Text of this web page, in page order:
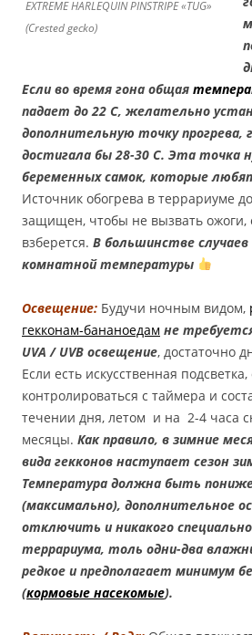
EXTREME HARLEQUIN PINSTRIPE «TUG»
(Crested gecko)
Если во время гона общая
падает до 22 С, желательно
дополнительную точку прогрева,
достигала бы 28-30 С. Эта точка
беременных самок, которые
Источник обогрева в террариуме
защищен, чтобы не вызвать ожоги,
взберется. В большинстве
комнатной температуры
Освещение: Будучи ночным видом,
гекконам-бананоедам не
UVA / UVB освещение, достаточно
Если есть искусственная
контролироваться с таймера и
течении дня, летом и на 2-4 часа
месяцы. Как правило, в зимние
вида гекконов наступает сезон
Температура должна быть
(максимально), дополнительное
отключить и никакого
террариума, толь одни-два
редкое и предполагает минимум
(кормовые насекомые).